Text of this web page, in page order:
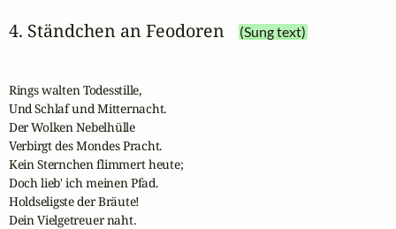
4. Ständchen an Feodoren (Sung text)
Rings walten Todesstille,
Und Schlaf und Mitternacht.
Der Wolken Nebelhülle
Verbirgt des Mondes Pracht.
Kein Sternchen flimmert heute;
Doch lieb' ich meinen Pfad.
Holdseligste der Bräute!
Dein Vielgetreuer naht.